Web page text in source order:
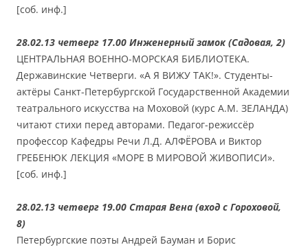
[соб. инф.]
28.02.13 четверг 17.00 Инженерный замок (Садовая, 2)
ЦЕНТРАЛЬНАЯ ВОЕННО-МОРСКАЯ БИБЛИОТЕКА.
Державинские Четверги. «А Я ВИЖУ ТАК!». Студенты-
актёры Санкт-Петербургской Государственной Академии
театрального искусства на Моховой (курс А.М. ЗЕЛАНДА)
читают стихи перед авторами. Педагог-режиссёр
профессор Кафедры Речи Л.Д. АЛФЁРОВА и Виктор
ГРЕБЕНЮК ЛЕКЦИЯ «МОРЕ В МИРОВОЙ ЖИВОПИСИ».
[соб. инф.]
28.02.13 четверг 19.00 Старая Вена (вход с Гороховой,
8)
Петербургские поэты Андрей Бауман и Борис